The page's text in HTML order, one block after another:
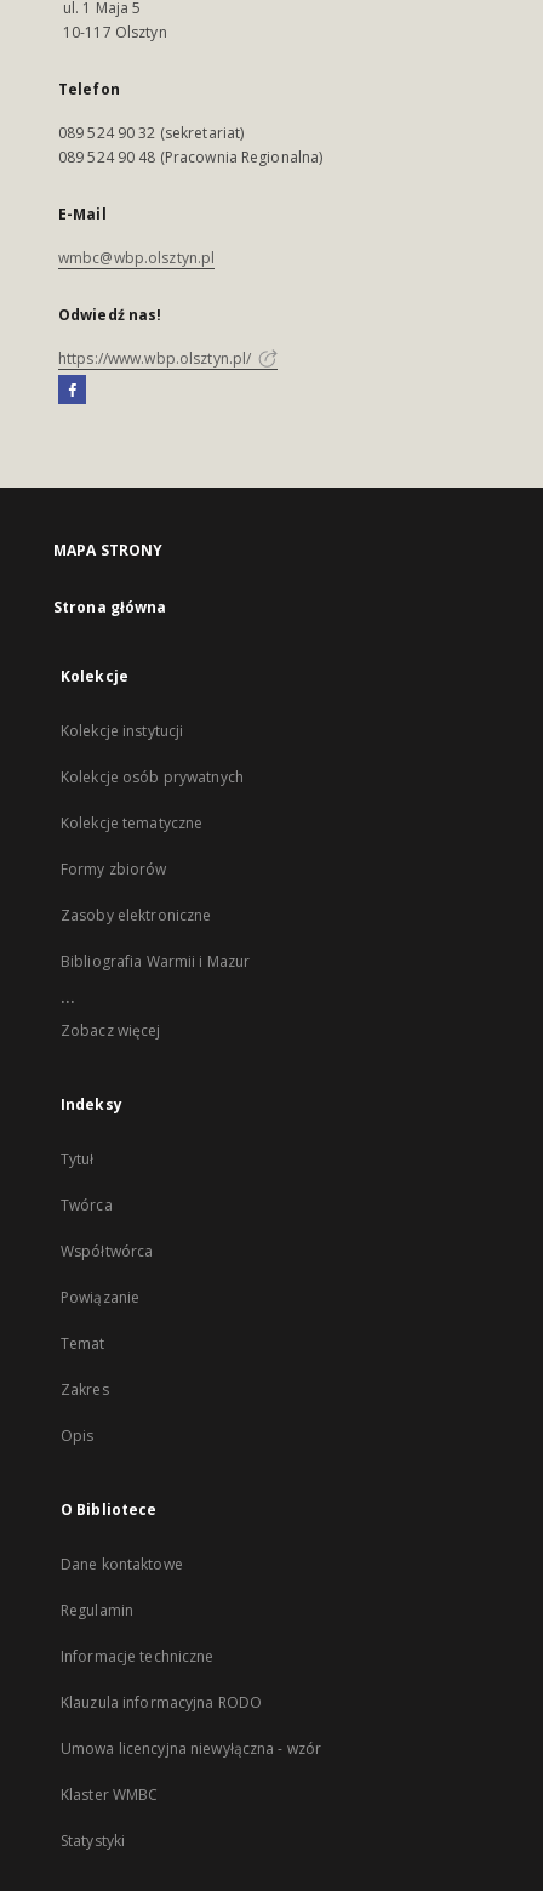
ul. 1 Maja 5
10-117 Olsztyn
Telefon
089 524 90 32 (sekretariat)
089 524 90 48 (Pracownia Regionalna)
E-Mail
wmbc@wbp.olsztyn.pl
Odwiedź nas!
https://www.wbp.olsztyn.pl/
MAPA STRONY
Strona główna
Kolekcje
Kolekcje instytucji
Kolekcje osób prywatnych
Kolekcje tematyczne
Formy zbiorów
Zasoby elektroniczne
Bibliografia Warmii i Mazur
...
Zobacz więcej
Indeksy
Tytuł
Twórca
Współtwórca
Powiązanie
Temat
Zakres
Opis
O Bibliotece
Dane kontaktowe
Regulamin
Informacje techniczne
Klauzula informacyjna RODO
Umowa licencyjna niewyłączna - wzór
Klaster WMBC
Statystyki